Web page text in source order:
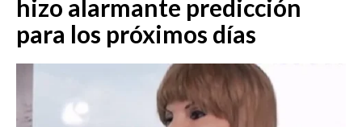
hizo alarmante predicción
para los próximos días